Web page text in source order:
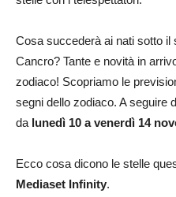
Cosa succederà ai nati sotto il
Cancro? Tante e novità in
zodiaco! Scopriamo le
segni dello zodiaco. A seguire
da lunedì 10 a venerdì 14
Ecco cosa dicono le stelle
Mediaset Infinity.